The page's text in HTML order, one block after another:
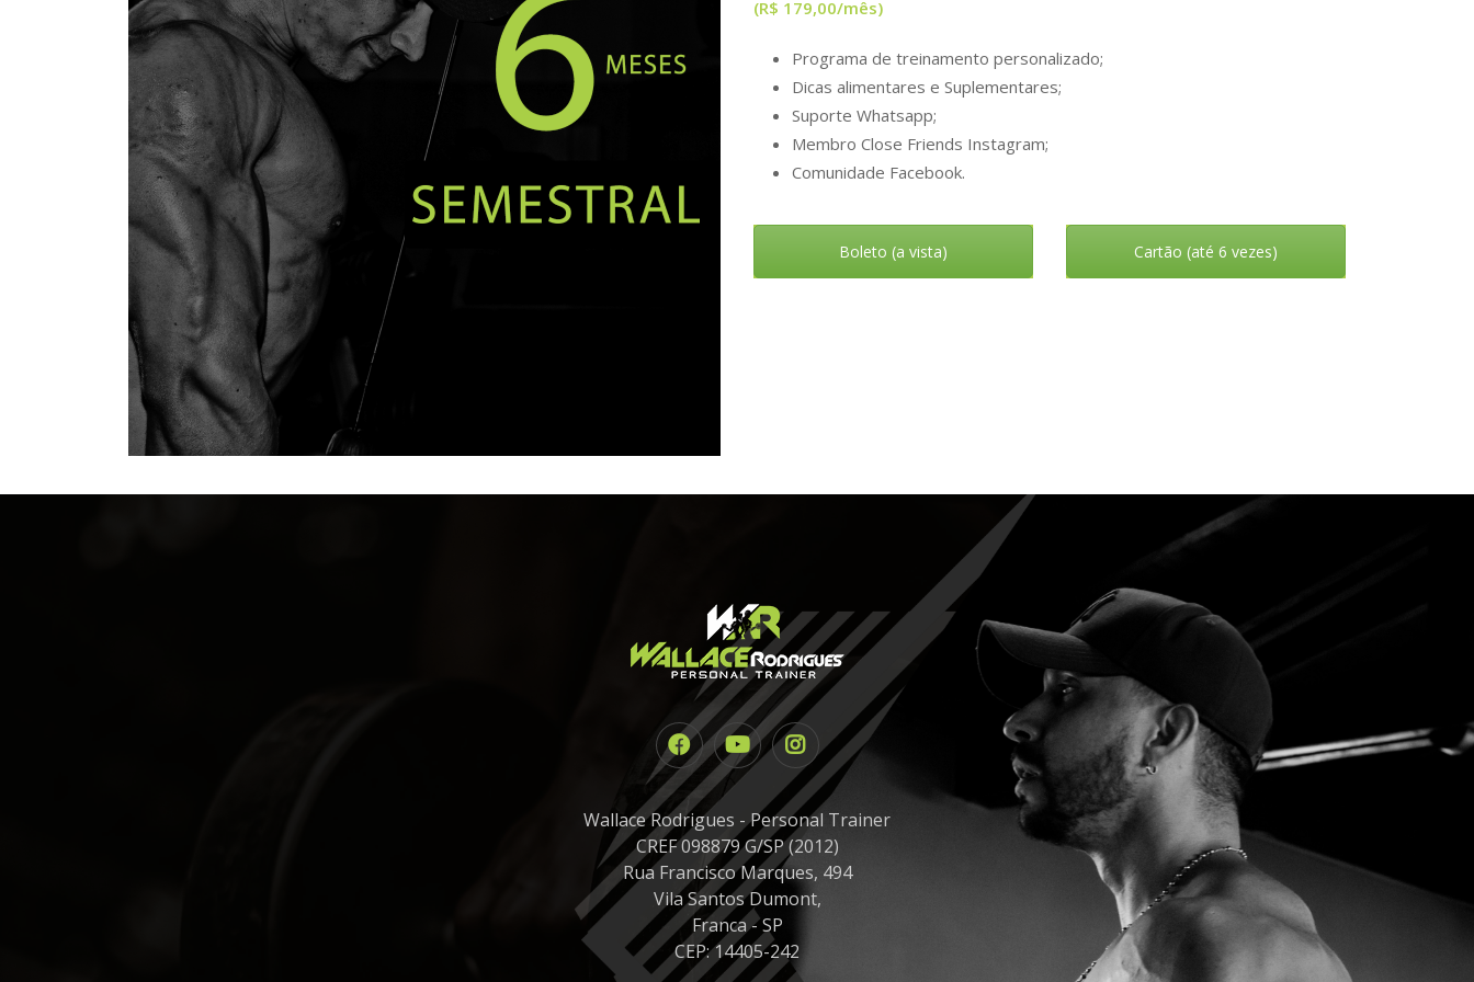
(R$ 179,00/mês)
Programa de treinamento personalizado;
Dicas alimentares e Suplementares;
Suporte Whatsapp;
Membro Close Friends Instagram;
Comunidade Facebook.
Boleto (a vista) Cartão (até 6 vezes)
Wallace Rodrigues - Personal Trainer
CREF 098879 G/SP (2012)
Rua Francisco Marques, 494
Vila Santos Dumont,
Franca - SP
CEP: 14405-242